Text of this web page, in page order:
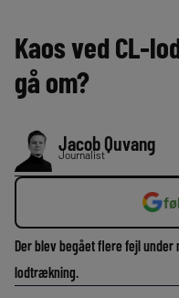
Kaos ved CL-
gå om?
Jacob Quvang
Journalist
Der blev begået flere fejl under
lodtrækning.